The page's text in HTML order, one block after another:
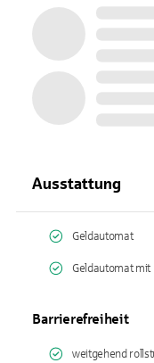
Ausstattung
Geldautomat
Geldautomat mit
Barrierefreiheit
weitgehend